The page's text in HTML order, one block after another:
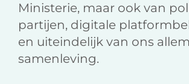
Ministerie, maar ook van
partijen, digitale
en uiteindelijk van ons
samenleving.